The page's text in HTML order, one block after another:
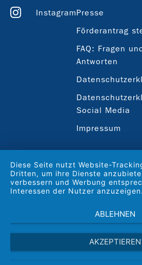
InstagramPresse
Förderantrag
FAQ: Fragen
Antworten
Social Media
Impressum
Diese Seite nutzt Website-
Dritten, um ihre Dienste
verbessern und Werbung
Interessen der Nutzer anzuzeigen.
ABLEHNEN
AKZEPTIEREN